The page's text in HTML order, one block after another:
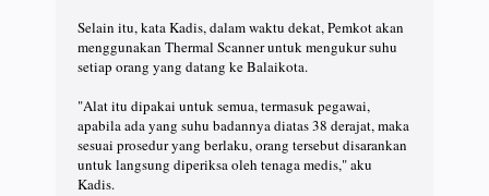
Selain itu, kata Kadis, dalam waktu dekat, Pemkot akan
menggunakan Thermal Scanner untuk mengukur suhu
setiap orang yang datang ke Balaikota.
"Alat itu dipakai untuk semua, termasuk pegawai,
apabila ada yang suhu badannya diatas 38 derajat, maka
sesuai prosedur yang berlaku, orang tersebut disarankan
untuk langsung diperiksa oleh tenaga medis," aku
Kadis.